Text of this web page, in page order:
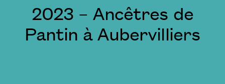
2023 – Ancêtres de
Pantin à Aubervilliers